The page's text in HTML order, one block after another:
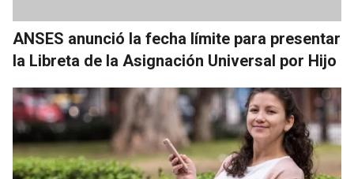
ANSES anunció la fecha límite para presentar
la Libreta de la Asignación Universal por Hijo